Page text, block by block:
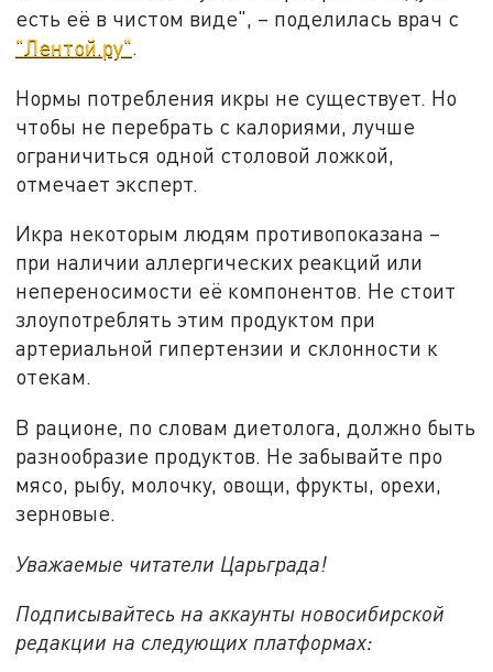
есть её в чистом виде", – поделилась врач с
"Лентой.ру".
Нормы потребления икры не существует. Но
чтобы не перебрать с калориями, лучше
ограничиться одной столовой ложкой,
отмечает эксперт.
Икра некоторым людям противопоказана –
при наличии аллергических реакций или
непереносимости её компонентов. Не стоит
злоупотреблять этим продуктом при
артериальной гипертензии и склонности к
отекам.
В рационе, по словам диетолога, должно быть
разнообразие продуктов. Не забывайте про
мясо, рыбу, молочку, овощи, фрукты, орехи,
зерновые.
Уважаемые читатели Царьграда!
Подписывайтесь на аккаунты новосибирской
редакции на следующих платформах: